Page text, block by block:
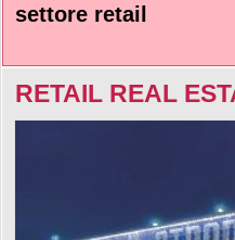
settore retail
RETAIL REAL